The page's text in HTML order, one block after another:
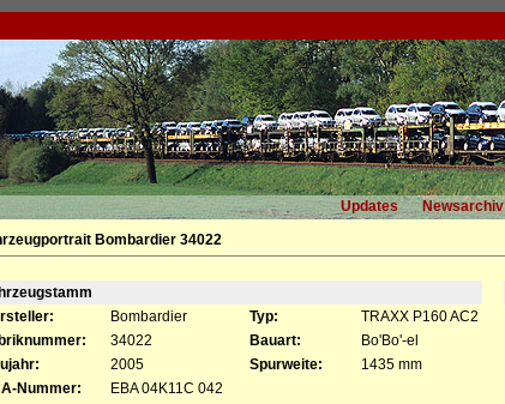
Updates Newsarchiv
Bombardier 34022
Bombardier Typ: TRAXX P160 AC2
34022 Bauart: Bo'Bo'-el
2005 Spurweite: 1435 mm
Nummer:
EBA 04K11C 042